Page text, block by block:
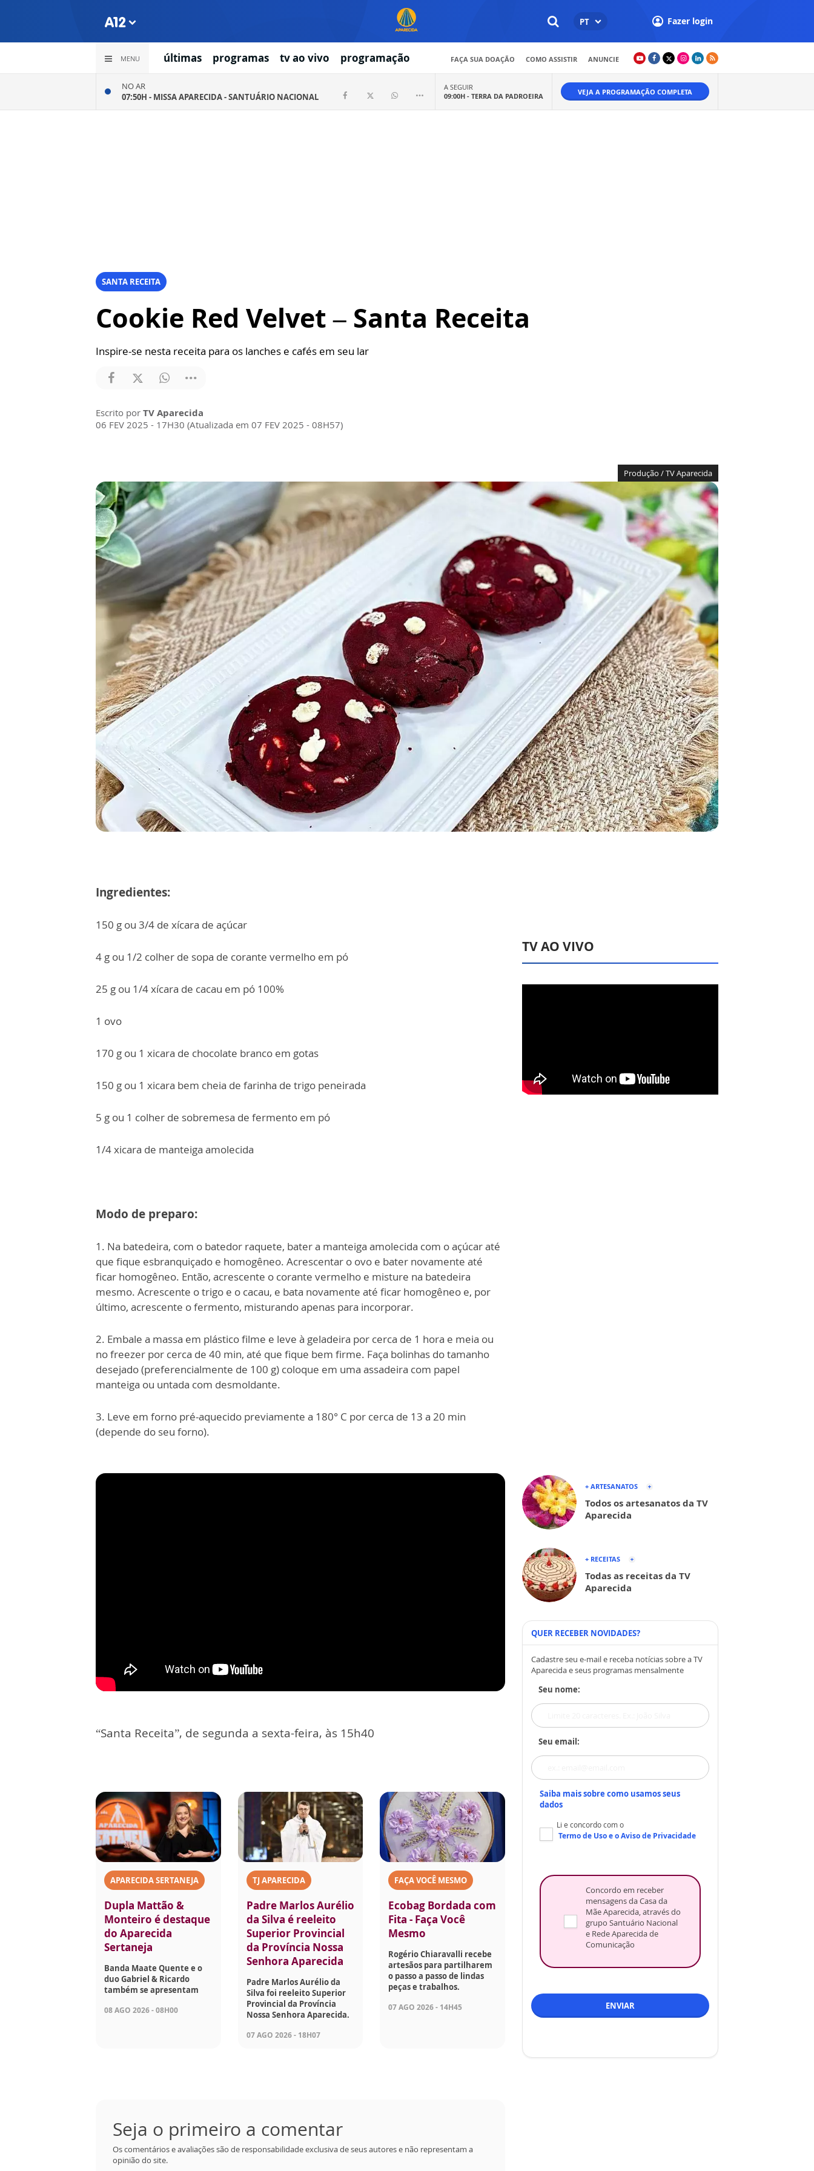
PT Fazer login
MENU últimas programas tv ao vivo programação FAÇA SUA DOAÇÃO COMO ASSISTIR ANUNCIE
NO AR
07:50H - MISSA APARECIDA - SANTUÁRIO NACIONAL
A SEGUIR
09:00H - TERRA DA PADROEIRA VEJA A PROGRAMAÇÃO COMPLETA
SANTA RECEITA
Cookie Red Velvet – Santa Receita
Inspire-se nesta receita para os lanches e cafés em seu lar
Escrito por TV Aparecida
06 FEV 2025 - 17H30 (Atualizada em 07 FEV 2025 - 08H57)
Produção / TV Aparecida
Ingredientes:
150 g ou 3/4 de xícara de açúcar
4 g ou 1/2 colher de sopa de corante vermelho em pó
25 g ou 1/4 xícara de cacau em pó 100%
1 ovo
170 g ou 1 xicara de chocolate branco em gotas
150 g ou 1 xicara bem cheia de farinha de trigo peneirada
5 g ou 1 colher de sobremesa de fermento em pó
1/4 xicara de manteiga amolecida
Modo de preparo:
1. Na batedeira, com o batedor raquete, bater a manteiga amolecida com o açúcar até
que fique esbranquiçado e homogêneo. Acrescentar o ovo e bater novamente até
ficar homogêneo. Então, acrescente o corante vermelho e misture na batedeira
mesmo. Acrescente o trigo e o cacau, e bata novamente até ficar homogêneo e, por
último, acrescente o fermento, misturando apenas para incorporar.
2. Embale a massa em plástico filme e leve à geladeira por cerca de 1 hora e meia ou
no freezer por cerca de 40 min, até que fique bem firme. Faça bolinhas do tamanho
desejado (preferencialmente de 100 g) coloque em uma assadeira com papel
manteiga ou untada com desmoldante.
3. Leve em forno pré-aquecido previamente a 180° C por cerca de 13 a 20 min
(depende do seu forno).
“Santa Receita”, de segunda a sexta-feira, às 15h40
APARECIDA SERTANEJA
Dupla Mattão &
Monteiro é destaque
do Aparecida
Sertaneja
Banda Maate Quente e o
duo Gabriel & Ricardo
também se apresentam
08 AGO 2026 - 08H00
TJ APARECIDA
Padre Marlos Aurélio
da Silva é reeleito
Superior Provincial
da Província Nossa
Senhora Aparecida
Padre Marlos Aurélio da
Silva foi reeleito Superior
Provincial da Província
Nossa Senhora Aparecida.
07 AGO 2026 - 18H07
FAÇA VOCÊ MESMO
Ecobag Bordada com
Fita - Faça Você
Mesmo
Rogério Chiaravalli recebe
artesãos para partilharem
o passo a passo de lindas
peças e trabalhos.
07 AGO 2026 - 14H45
Seja o primeiro a comentar
Os comentários e avaliações são de responsabilidade exclusiva de seus autores e não representam a
opinião do site.
TV AO VIVO
+ ARTESANATOS
Todos os artesanatos da TV
Aparecida
+ RECEITAS
Todas as receitas da TV
Aparecida
QUER RECEBER NOVIDADES?
Cadastre seu e-mail e receba notícias sobre a TV
Aparecida e seus programas mensalmente
Seu nome:
Seu email:
Saiba mais sobre como usamos seus
dados
Li e concordo com o
Termo de Usoe oAviso de Privacidade
Concordo em receber
mensagens da Casa da
Mãe Aparecida, através do
grupo Santuário Nacional
e Rede Aparecida de
Comunicação
ENVIAR